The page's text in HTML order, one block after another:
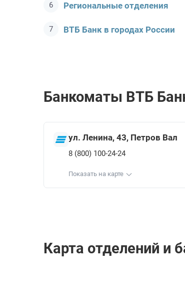
Региональные отделения
ВТБ Банк в городах России
Банкоматы ВТБ
ул. Ленина, 43, Петров Вал
8 (800) 100-24-24
Показать на карте
Карта отделений и